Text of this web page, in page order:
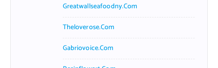
Greatwallseafoodny.com
Theloverose.com
Gabriovoice.com